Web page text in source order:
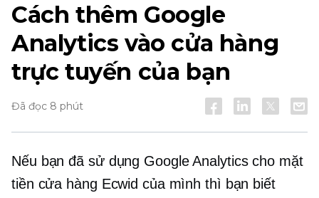
Cách thêm Google
Analytics vào cửa hàng
trực tuyến của bạn
Đã đọc 8 phút
Nếu bạn đã sử dụng Google Analytics cho mặt
tiền cửa hàng Ecwid của mình thì bạn biết